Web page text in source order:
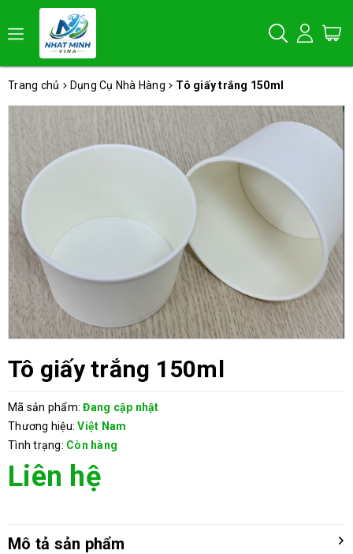
Trang chủ Dụng Cụ Nhà Hàng Tô giấy trắng 150ml
Tô giấy trắng 150ml
Mã sản phẩm: Đang cập nhật
Thương hiệu: Việt Nam
Tình trạng: Còn hàng
Liên hệ
Mô tả sản phẩm